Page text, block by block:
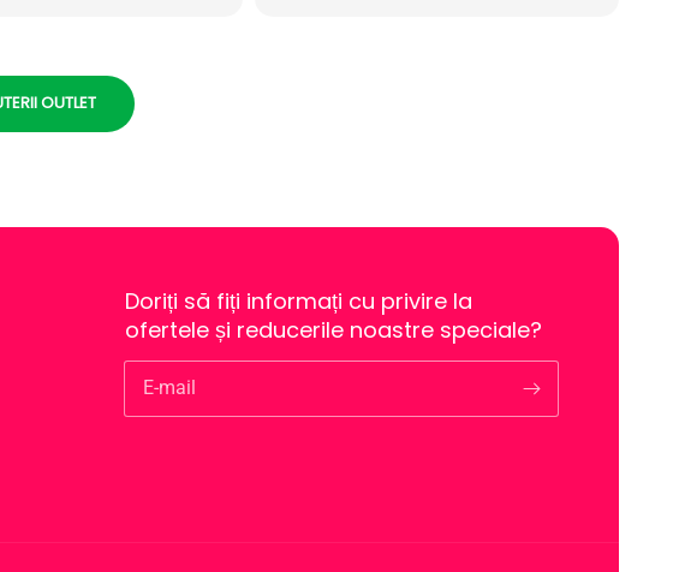
OUTLET
Doriți să fiți informați cu privire la
ofertele și reducerile noastre speciale?
E-mail